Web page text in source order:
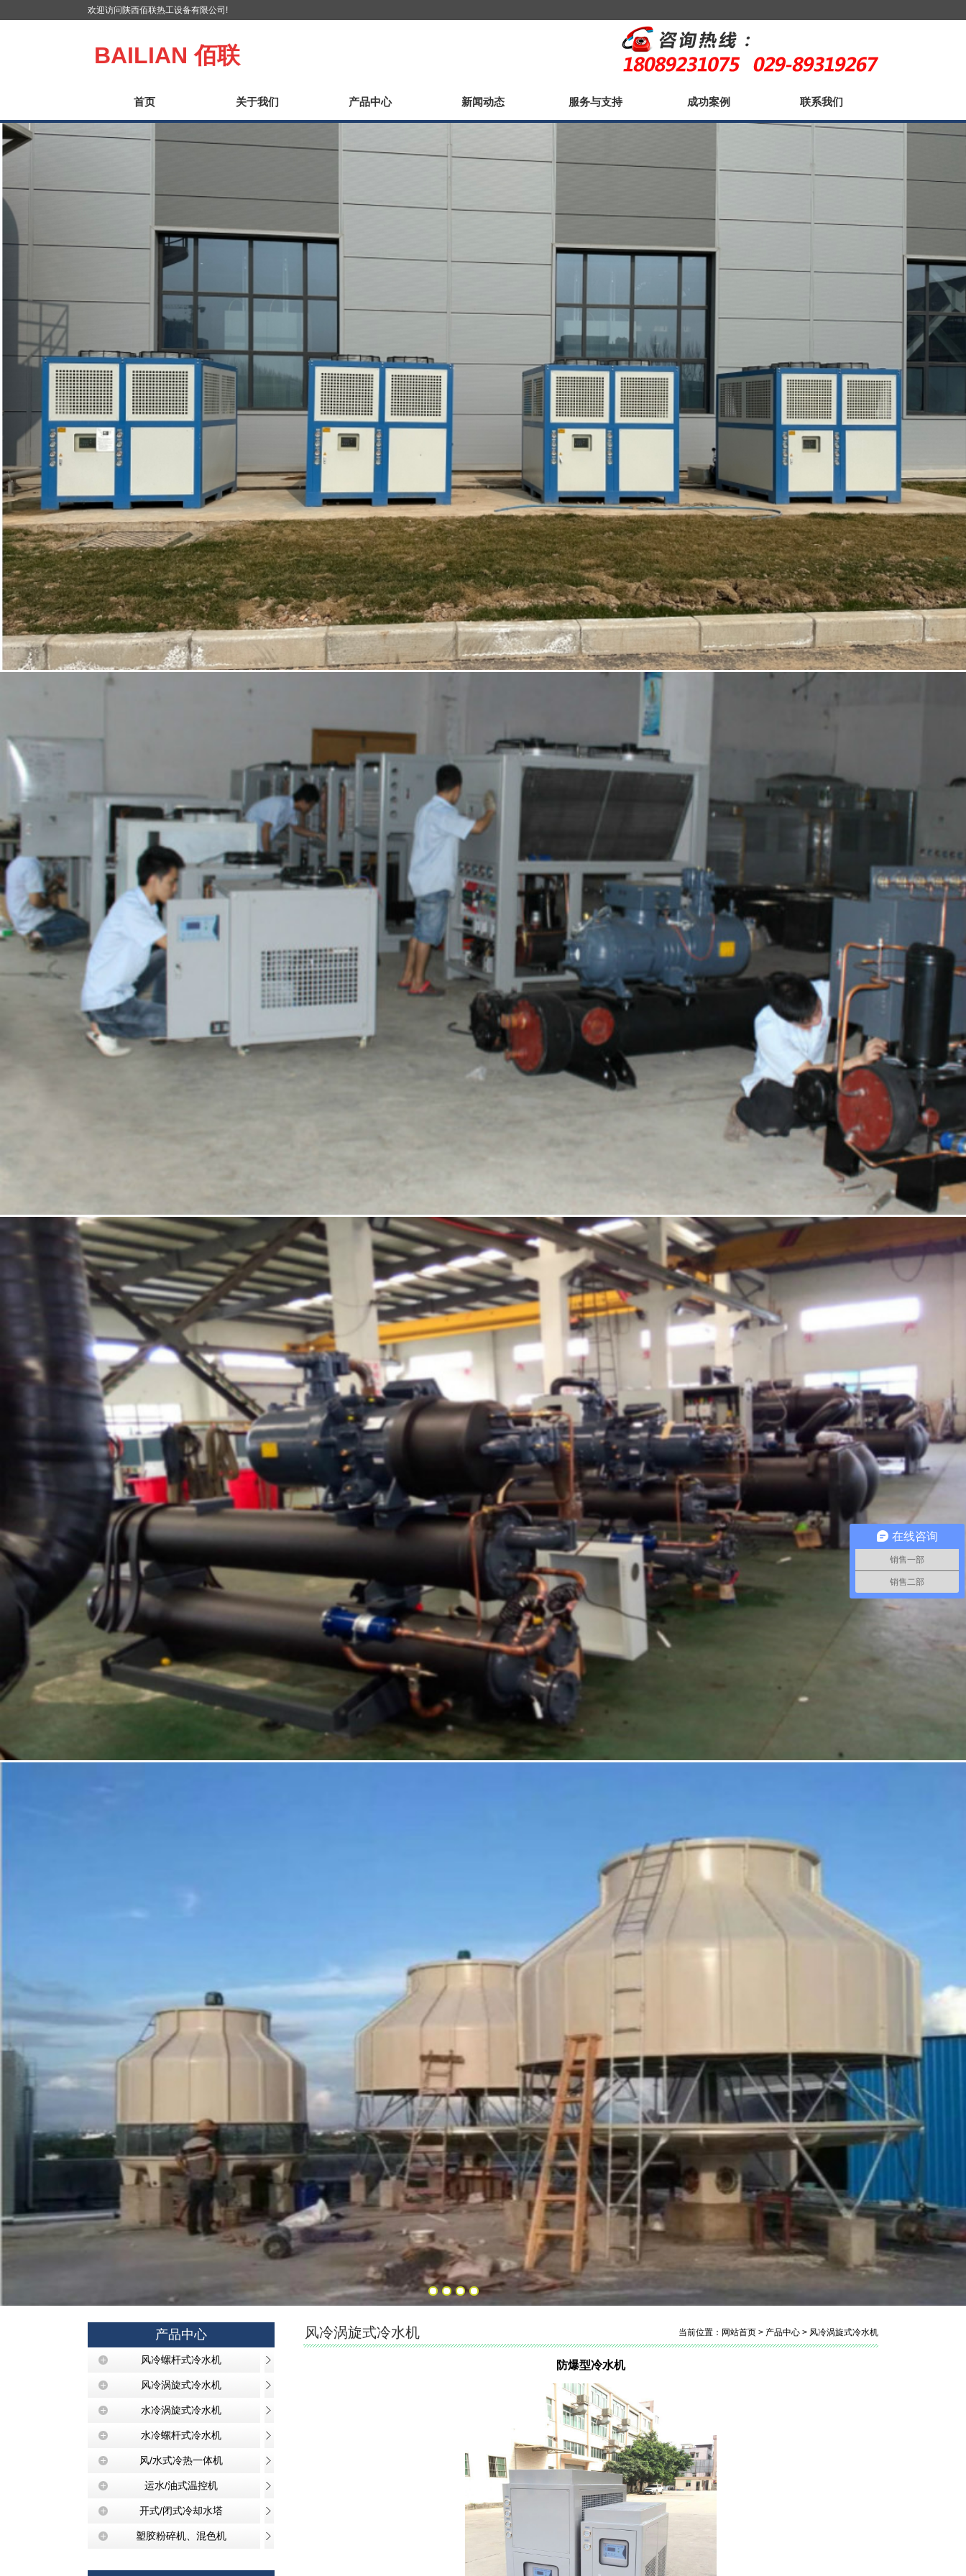
欢迎访问陕西佰联热工设备有限公司!
BAILIAN佰联
首页 关于我们 产品中心 新闻动态 服务与支持 成功案例 联系我们
产品中心
风冷螺杆式冷水机
风冷涡旋式冷水机
水冷涡旋式冷水机
水冷螺杆式冷水机
风/水式冷热一体机
运水/油式温控机
开式/闭式冷却水塔
塑胶粉碎机、混色机
风冷涡旋式冷水机 当前位置： 网站首页 > 产品中心 > 风冷涡旋式冷水机
防爆型冷水机
在线咨询
销售一部
销售二部